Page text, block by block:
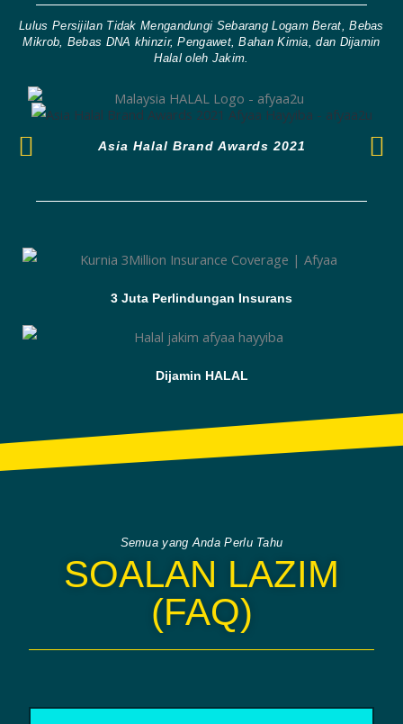
Lulus Persijilan Tidak Mengandungi Sebarang Logam Berat, Bebas
Mikrob, Bebas DNA khinzir, Pengawet, Bahan Kimia, dan Dijamin
Halal oleh Jakim.
Asia Halal Brand Awards 2021
3 Juta Perlindungan Insurans
Dijamin HALAL
Semua yang Anda Perlu Tahu
SOALAN LAZIM
(FAQ)